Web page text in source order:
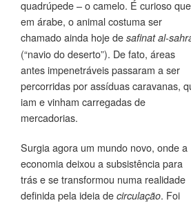
quadrúpede – o camelo. É curioso
em árabe, o animal costuma ser
chamado ainda hoje de safinat al-
(“navio do deserto”). De fato, áreas
antes impenetráveis passaram a ser
percorridas por assíduas caravanas,
iam e vinham carregadas de
mercadorias.
Surgia agora um mundo novo, onde a
economia deixou a subsistência para
trás e se transformou numa realidade
definida pela ideia de circulação. Foi